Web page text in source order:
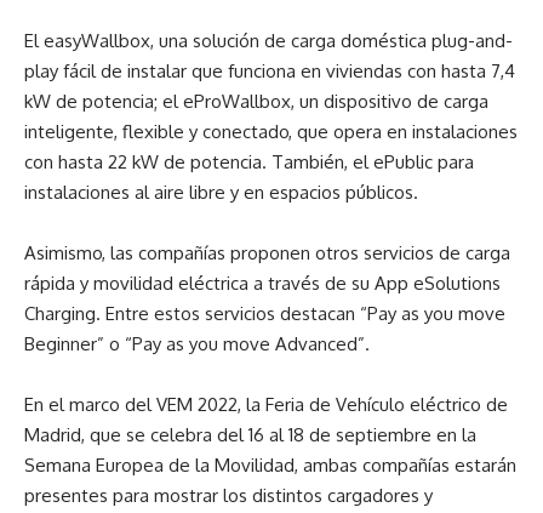
El easyWallbox, una solución de carga doméstica plug-and-
play fácil de instalar que funciona en viviendas con hasta 7,4
kW de potencia; el eProWallbox, un dispositivo de carga
inteligente, flexible y conectado, que opera en instalaciones
con hasta 22 kW de potencia. También, el ePublic para
instalaciones al aire libre y en espacios públicos.
Asimismo, las compañías proponen otros servicios de carga
rápida y movilidad eléctrica a través de su App eSolutions
Charging. Entre estos servicios destacan “Pay as you move
Beginner” o “Pay as you move Advanced”.
En el marco del VEM 2022, la Feria de Vehículo eléctrico de
Madrid, que se celebra del 16 al 18 de septiembre en la
Semana Europea de la Movilidad, ambas compañías estarán
presentes para mostrar los distintos cargadores y